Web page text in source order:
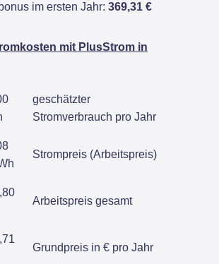
im ersten Jahr: 369,31 €
mit PlusStrom in
geschätzter
Stromverbrauch pro Jahr
Strompreis (Arbeitspreis)
Arbeitspreis gesamt
Grundpreis in € pro Jahr